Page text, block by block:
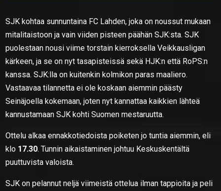
SJK kohtaa sunnuntaina FC Lahden, joka on noussut mukaan
mitalitaistoon ja vain viiden pisteen päähän SJK:sta. SJK
puolestaan nousi viime torstain kierroksella Veikkausligan
kärkeen, ja se on nyt tasapisteissä sekä HJK:n että RoPS:n
kanssa. SJK:lla on kuitenkin kolmikon paras maaliero.
Vastaavaa tilannetta ei ole koskaan aiemmin päästy
Seinäjoella kokemaan, joten nyt kannattaa kaikkien lähteä
kannustamaan SJK kohti Suomen mestaruutta.
Ottelu alkaa ennakkotiedoista poiketen jo tuntia aiemmin, eli
klo 17.30. Tunnin aikaistaminen johtuu Keskuskentältä
puuttuvista valoista.
SJK on pelannut neljä viimeistä ottelua ilman tappioita ja peli